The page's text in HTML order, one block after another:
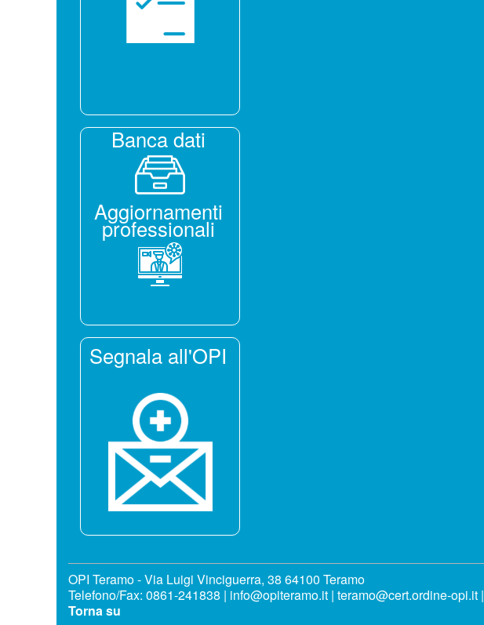
Banca dati
Aggiornamenti
professionali
Segnala all'OPI
OPI Teramo - Via Luigi Vinciguerra, 38 64100 Teramo
Telefono/Fax: 0861-241838 | info@opiteramo.it | teramo@cert.ordine-opi.it |
Torna su